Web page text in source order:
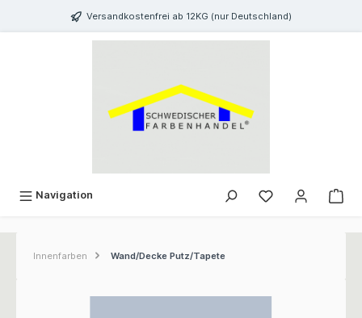
springen Versandkostenfrei ab 12KG (nur Deutschland)
Navigation
Innenfarben Wand/Decke Putz/Tapete